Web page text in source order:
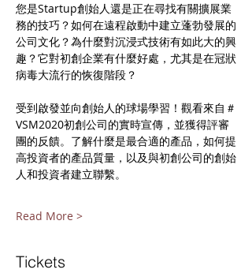
您是Startup創始人還是正在尋找有關擴展業
務的技巧？如何在遠程啟動中建立蓬勃發展的
公司文化？為什麼對沉浸式技術有如此大的興
趣？它對初創企業有什麼好處，尤其是在冠狀
病毒大流行的恢復階段？
受到啟發並向創始人的球場學習！觀看來自＃
VSM2020初創公司的實時宣傳，並獲得評審
團的反饋。了解什麼是最合適的產品，如何提
高投資者的產品質量，以及與初創公司的創始
人和投資者建立聯繫。
Read More >
Tickets